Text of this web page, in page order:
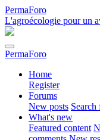
PermaForo
L'agroécologie pour un
PermaForo
Home
Register
Forums
New posts Search
What's new
Featured content